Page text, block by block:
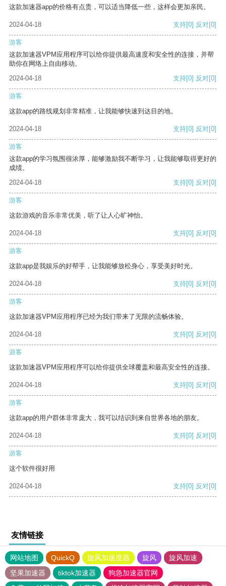
这款加速器app的价格有点贵，可以适当降低一些，这样会更加亲民。
2024-04-18 支持[0] 反对[0]
游客
这款加速器VPM应用程序可以给你提供最高速度和安全性的连接，并帮
助你在网络上自由移动。
2024-04-18
支持[0] 反对[0]
游客
这款app的路线规划非常精准，让我能够快速到达目的地。
2024-04-18 支持[0] 反对[0]
游客
这款app的学习氛围很浓厚，能够激励我不断学习，让我能够取得更好的
成绩。
2024-04-18
支持[0] 反对[0]
游客
这款游戏的音乐非常优美，听了让人心旷神怡。
2024-04-18 支持[0] 反对[0]
游客
这款app是我娱乐的好帮手，让我能够放松身心，享受美好时光。
2024-04-18 支持[0] 反对[0]
游客
这款加速器VPM应用程序已经为我们带来了无限的流畅体验。
2024-04-18 支持[0] 反对[0]
游客
这款加速器VPM应用程序可以给你提供全球覆盖和最高安全性的连接。
2024-04-18 支持[0] 反对[0]
游客
这款app的用户群体非常庞大，我可以结识到来自世界各地的朋友。
2024-04-18 支持[0] 反对[0]
游客
这个软件很好用
2024-04-18 支持[0] 反对[0]
友情链接
网站地图 QuickQ 旋风加速度器 旋风
旋风加速
坚果加速器
tiktok加速器
狗急加速器官网